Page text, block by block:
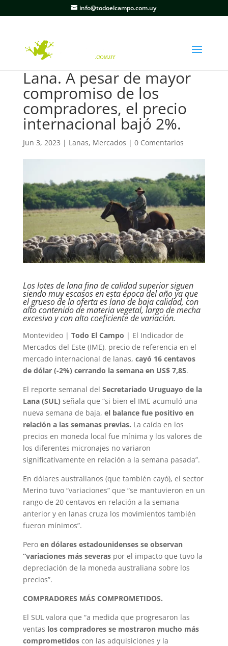
info@todoelcampo.com.uy
Lana. A pesar de mayor
compromiso de los
compradores, el precio
internacional bajó 2%.
Jun 3, 2023 | Lanas, Mercados | 0 Comentarios
Los lotes de lana fina de calidad superior siguen
siendo muy escasos en esta época del año ya que
el grueso de la oferta es lana de baja calidad, con
alto contenido de materia vegetal, largo de mecha
excesivo y con alto coeficiente de variación.
Montevideo | Todo El Campo | El Indicador de
Mercados del Este (IME), precio de referencia en el
mercado internacional de lanas, cayó 16 centavos
de dólar (-2%) cerrando la semana en US$ 7,85.
El reporte semanal del Secretariado Uruguayo de la
Lana (SUL) señala que “si bien el IME acumuló una
nueva semana de baja, el balance fue positivo en
relación a las semanas previas. La caída en los
precios en moneda local fue mínima y los valores de
los diferentes micronajes no variaron
significativamente en relación a la semana pasada”.
En dólares australianos (que también cayó), el sector
Merino tuvo “variaciones” que “se mantuvieron en un
rango de 20 centavos en relación a la semana
anterior y en lanas cruza los movimientos también
fueron mínimos”.
Pero en dólares estadounidenses se observan
“variaciones más severaspor el impacto que tuvo la
depreciación de la moneda australiana sobre los
precios”.
COMPRADORES MÁS COMPROMETIDOS.
El SUL valora que “a medida que progresaron las
ventas los compradores se mostraron mucho más
comprometidoscon las adquisiciones y la